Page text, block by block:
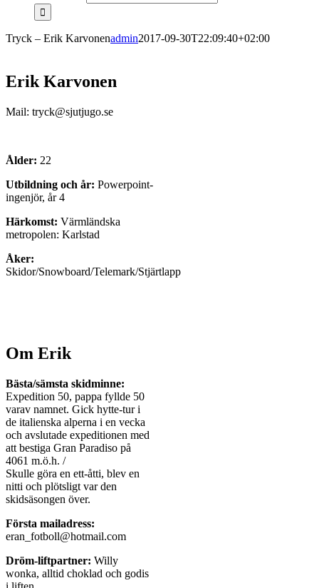
Tryck – Erik Karvonenadmin2017-09-30T22:09:40+02:00
Erik Karvonen
Mail: tryck@sjutjugo.se
Ålder: 22
Utbildning och år: Powerpoint-
ingenjör, år 4
Härkomst: Värmländska
metropolen: Karlstad
Åker:
Skidor/Snowboard/Telemark/Stjärtlapp
Om Erik
Bästa/sämsta skidminne:
Expedition 50, pappa fyllde 50
varav namnet. Gick hytte-tur i
de italienska alperna i en vecka
och avslutade expeditionen med
att bestiga Gran Paradiso på
4061 m.ö.h. /
Skulle göra en ett-åtti, blev en
nitti och plötsligt var den
skidsäsongen över.
Första mailadress:
eran_fotboll@hotmail.com
Dröm-liftpartner: Willy
wonka, alltid choklad och godis